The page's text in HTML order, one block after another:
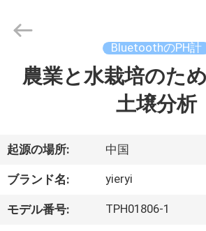
製
品
SHEN
ZHEN
BluetoothのPH計
農業と水栽培のた
土壌分析
起源の場所: 中国
ブランド名: yieryi
モデル番号: TPH01806-1